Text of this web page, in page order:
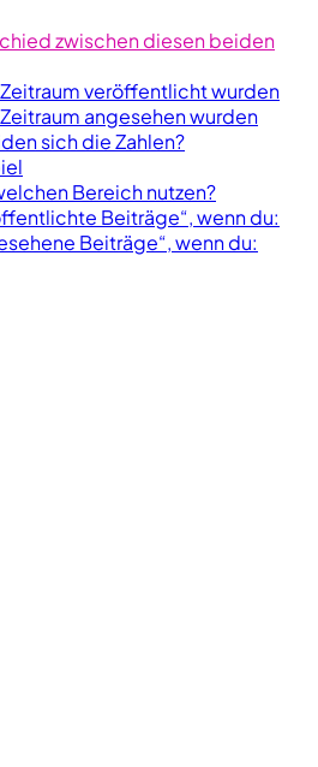
zwischen diesen beiden
veröffentlicht wurden
angesehen wurden
sich die Zahlen?
Bereich nutzen?
Beiträge“, wenn du:
Beiträge“, wenn du: